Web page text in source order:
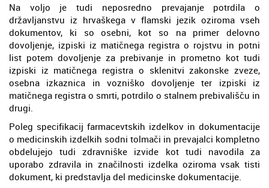
Na voljo je tudi neposredno prevajanje potrdila o
državljanstvu iz hrvaškega v flamski jezik oziroma vseh
dokumentov, ki so osebni, kot so na primer delovno
dovoljenje, izpiski iz matičnega registra o rojstvu in potni
list potem dovoljenje za prebivanje in prometno kot tudi
izpiski iz matičnega registra o sklenitvi zakonske zveze,
osebna izkaznica in vozniško dovoljenje ter izpiski iz
matičnega registra o smrti, potrdilo o stalnem prebivališču in
drugi.
Poleg specifikacij farmacevtskih izdelkov in dokumentacije
o medicinskih izdelkih sodni tolmači in prevajalci kompletno
obdelujejo tudi zdravniške izvide kot tudi navodila za
uporabo zdravila in značilnosti izdelka oziroma vsak tisti
dokument, ki predstavlja del medicinske dokumentacije.